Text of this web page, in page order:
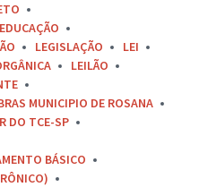
EDUCAÇÃO
LEGISLAÇÃO
LEI
LEILÃO
MUNICIPIO DE ROSANA
DO TCE-SP
BÁSICO